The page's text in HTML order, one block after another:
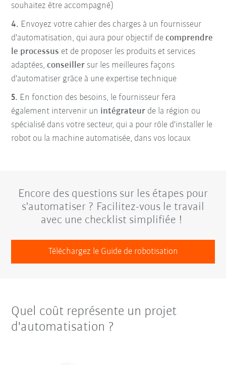
souhaitez être accompagné)
4. Envoyez votre cahier des charges à un fournisseur
d'automatisation, qui aura pour objectif decomprendre
le processus et de proposer les produits et services
adaptées,conseiller sur les meilleures façons
d'automatiser grâce à une expertise technique
5. En fonction des besoins, le fournisseur fera
également intervenir un intégrateur de la région ou
spécialisé dans votre secteur, qui a pour rôle d'installer le
robot ou la machine automatisée, dans vos locaux
Encore des questions sur les étapes pour
s'automatiser ? Facilitez-vous le travail
avec une checklist simplifiée !
Téléchargez le Guide de robotisation
Quel coût représente un projet
d'automatisation ?